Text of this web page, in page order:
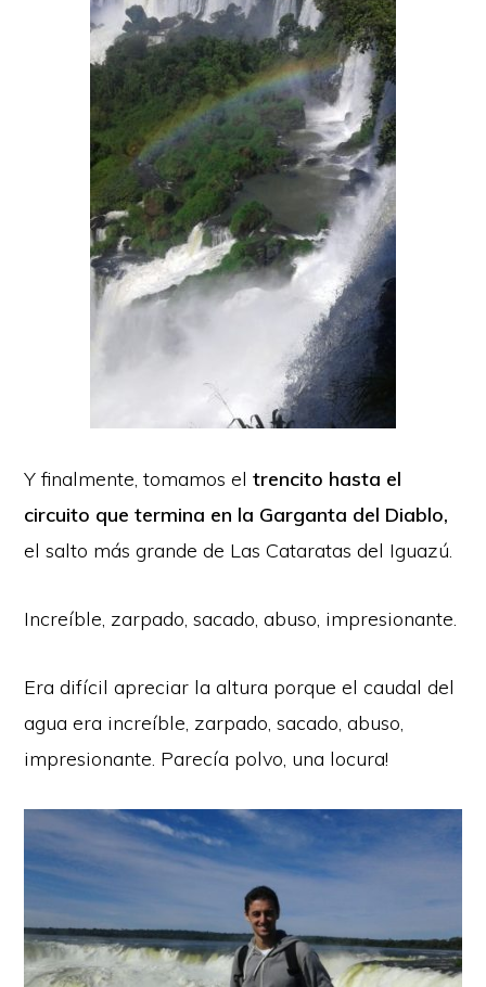
Y finalmente, tomamos eltrencito hasta el
circuito que termina en la Garganta del Diablo,
el salto más grande de Las Cataratas del Iguazú.
Increíble, zarpado, sacado, abuso, impresionante.
Era difícil apreciar la altura porque el caudal del
agua era increíble, zarpado, sacado, abuso,
impresionante. Parecía polvo, una locura!